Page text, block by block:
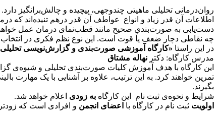
روان‌درمانى تحليلى ماهيتى چندوجهى، پيچيده و
اطلاعات آن قدر زیاد و‌ انواع عواطف آن قدر درهم ‌تنیده‌اند که
دست‌یابی به صورت‌بندیِ صحیح مانند قطب‌نمای درمان عمل خواهد
چه نقاطی دچار ضعف یا قوت است. این نوع نظم فکری در انتخاب
در این راستا «کارگاه آموزشی صورت‌بندی و گزارش‌نویسی
مدرس کارگاه: دکتر نهاله مشتاق
این کارگاه با هدف آموزش کلیات صورت‌بندی تحلیلی و‌ شیوه‌ی
تمرین خواهند کرد. به این ترتیب، علاوه بر آشنایی با یک مهارت
بگیرند.
شرایط و‌ نحوه‌ی ثبت نام این کارگاه به زودی اعلام خواهد شد.
اولویت ثبت نام در کارگاه با اعضای انجمن و افرادی است که